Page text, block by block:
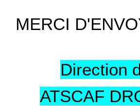
MERCI
Direction
ATSCAF